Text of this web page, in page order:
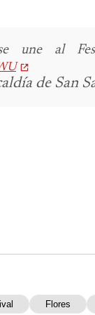
une al
de San
Flores